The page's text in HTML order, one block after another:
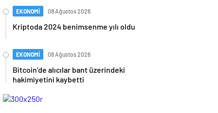
EKONOMİ 08 Ağustos 2026
Kriptoda 2024 benimsenme yılı oldu
EKONOMİ 08 Ağustos 2026
Bitcoin’de alıcılar bant üzerindeki
hakimiyetini kaybetti